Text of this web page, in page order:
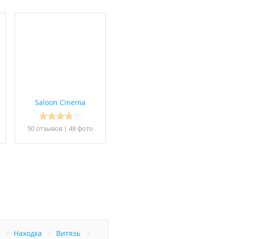
Saloon Cinema
50 отзывов | 48 фото
Находка Витязь